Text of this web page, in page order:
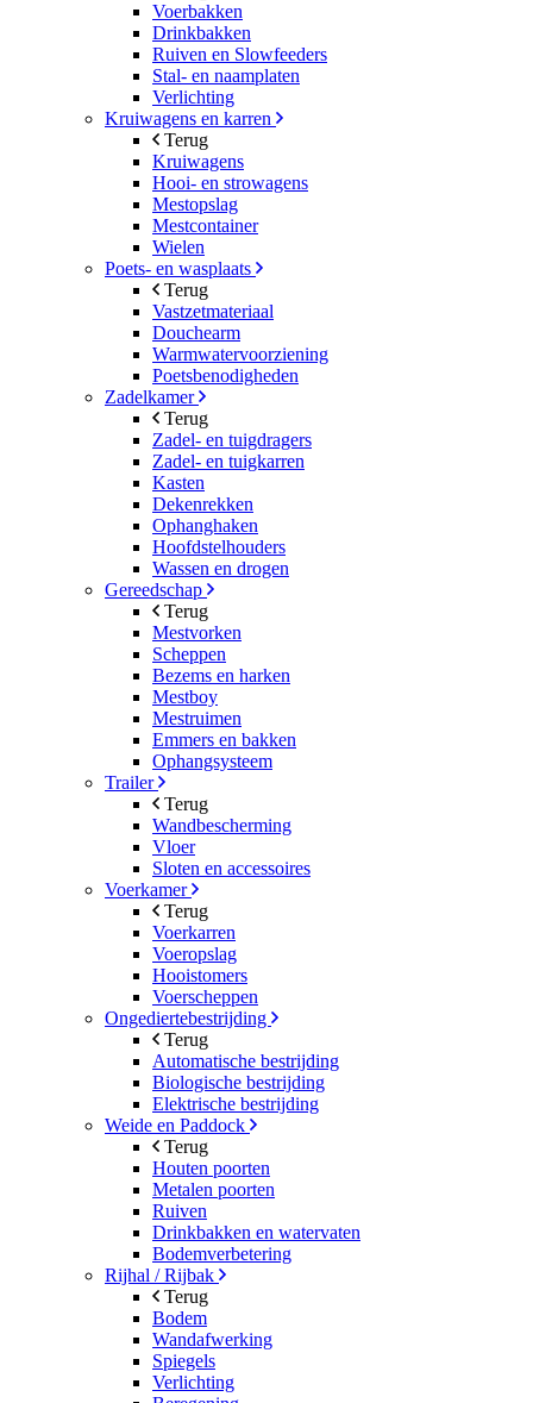
Voerbakken
Drinkbakken
Ruiven en Slowfeeders
Stal- en naamplaten
Verlichting
Kruiwagens en karren
Terug
Kruiwagens
Hooi- en strowagens
Mestopslag
Mestcontainer
Wielen
Poets- en wasplaats
Terug
Vastzetmateriaal
Douchearm
Warmwatervoorziening
Poetsbenodigheden
Zadelkamer
Terug
Zadel- en tuigdragers
Zadel- en tuigkarren
Kasten
Dekenrekken
Ophanghaken
Hoofdstelhouders
Wassen en drogen
Gereedschap
Terug
Mestvorken
Scheppen
Bezems en harken
Mestboy
Mestruimen
Emmers en bakken
Ophangsysteem
Trailer
Terug
Wandbescherming
Vloer
Sloten en accessoires
Voerkamer
Terug
Voerkarren
Voeropslag
Hooistomers
Voerscheppen
Ongediertebestrijding
Terug
Automatische bestrijding
Biologische bestrijding
Elektrische bestrijding
Weide en Paddock
Terug
Houten poorten
Metalen poorten
Ruiven
Drinkbakken en watervaten
Bodemverbetering
Rijhal / Rijbak
Terug
Bodem
Wandafwerking
Spiegels
Verlichting